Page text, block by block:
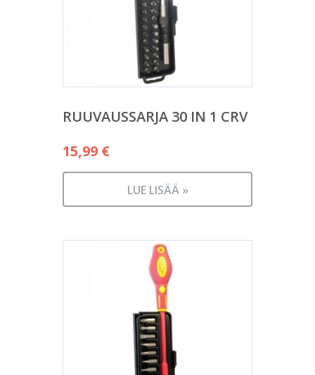
RUUVAUSSARJA 30 IN 1 CRV
15,99 €
LUE LISÄÄ »